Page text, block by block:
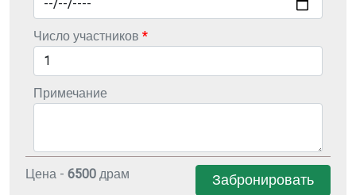
Число участников
Примечание
Цена - 6500 драм Забронировать